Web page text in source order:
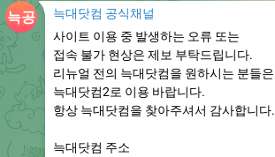
늑대닷컴 공식채널
사이트 이용 중 발생하는 오류 또는
접속 불가 현상은 제보 부탁드립니다.
리뉴얼 전의 늑대닷컴을 원하시는 분들은
늑대닷컴2로 이용 바랍니다.
항상 늑대닷컴을 찾아주셔서 감사합니다.
늑대닷컴 주소